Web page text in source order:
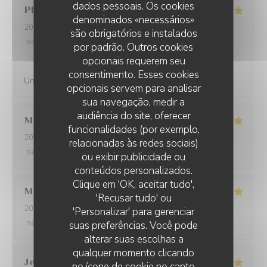
dados pessoais. Os cookies
denominados «necessários»
são obrigatórios e instalados
por padrão. Outros cookies
opcionais requerem seu
consentimento. Esses cookies
opcionais servem para analisar
sua navegação, medir a
audiência do site, oferecer
funcionalidades (por exemplo,
relacionadas às redes sociais)
ou exibir publicidade ou
conteúdos personalizados.
Clique em 'OK, aceitar tudo',
'Recusar tudo' ou
'Personalizar' para gerenciar
suas preferências. Você pode
alterar suas escolhas a
qualquer momento clicando
Philippe B
2026-07-27
- 12:00 - guests 3
service
: 4/5 menu quality_price
Une simplicite de quslite
Manuel
2026-07-22
- 12:15 - guests 2
service
: 4 /5 menu : 4 quality_price
Mathilde L
2026-07-13
- 20:00 - guests 3
service
ambience:5/5 menu 5/5 quality_price
Jean-Louis B